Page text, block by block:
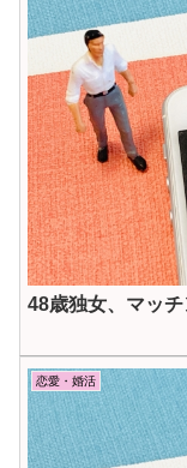
48歳独女、マッ
恋愛・婚活